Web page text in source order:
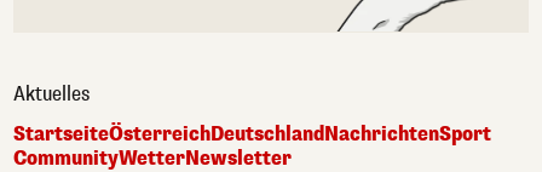
Aktuelles
StartseiteÖsterreichDeutschlandNachrichtenSport
CommunityWetterNewsletter